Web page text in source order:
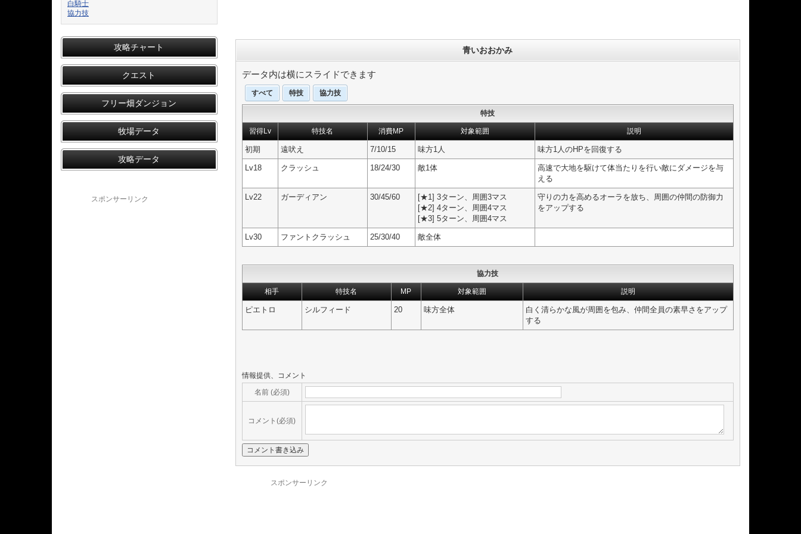
白騎士
協力技
攻略チャート
クエスト
フリー畑ダンジョン
牧場データ
攻略データ
スポンサーリンク
青いおおかみ
データ内は横にスライドできます
すべて 特技 協力技
特技
習得Lv 特技名 消費MP 対象範囲 説明
初期 遠吠え 7/10/15 味方1人 味方1人のHPを回復する
Lv18 クラッシュ 18/24/30 敵1体
高速で大地を駆けて体当たりを行い敵にダメージを与
える
Lv22 ガーディアン 30/45/60
[★1] 3ターン、周囲3マス
[★2] 4ターン、周囲4マス
[★3] 5ターン、周囲4マス
守りの力を高めるオーラを放ち、周囲の仲間の防御力
をアップする
Lv30 ファントクラッシュ 25/30/40 敵全体
協力技
相手 特技名 MP 対象範囲 説明
ピエトロ シルフィード 20 味方全体
白く清らかな風が周囲を包み、仲間全員の素早さをアップ
する
情報提供、コメント
名前 (必須)
コメント(必須)
スポンサーリンク